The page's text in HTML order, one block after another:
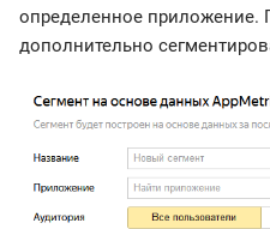
определенное приложение.
дополнительно